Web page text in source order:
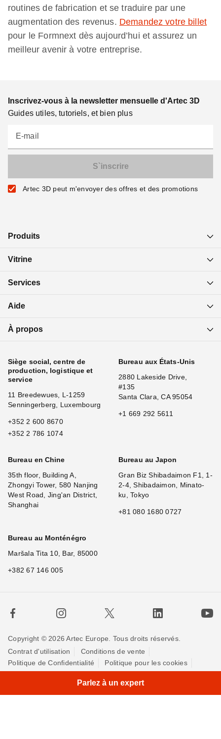
routines de fabrication et se traduire par une
augmentation des revenus. Demandez votre billet
pour le Formnext dès aujourd’hui et assurez un
meilleur avenir à votre entreprise.
Hi |
×
Inscrivez-vous à la newsletter mensuelle d'Artec 3D
Guides utiles, tutoriels, et bien plus
E-mail
Artec 3D peut m'envoyer des offres et des promotions
Produits
Vitrine
Services
Aide
À propos
Siège social, centre de
production, logistique et
service
11 Breedewues, L-1259
Senningerberg, Luxembourg
+352 2 600 8670
+352 2 786 1074
Bureau aux États-Unis
2880 Lakeside Drive,
#135
Santa Clara, CA 95054
+1 669 292 5611
Bureau en Chine
35th floor, Building A,
Zhongyi Tower, 580 Nanjing
West Road, Jing'an District,
Shanghai
Bureau au Japon
Gran Biz Shibadaimon F1, 1-
2-4, Shibadaimon, Minato-
ku, Tokyo
+81 080 1680 0727
Bureau au Monténégro
Maršala Tita 10, Bar, 85000
+382 67 146 005
Copyright © 2026 Artec Europe. Tous droits réservés.
Contrat d'utilisation
Conditions de vente
Politique de Confidentialité
Politique pour les cookies
Parlez à un expert